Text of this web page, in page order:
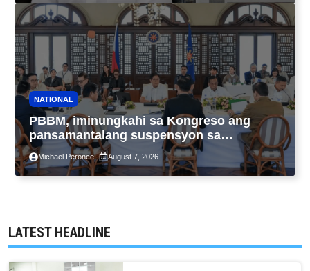
NATIONAL
PBBM, iminungkahi sa Kongreso ang
pansamantalang suspensyon sa
pagpapatupad ng Real Property Valuation
and Assessment Reform Act
Michael Peronce August 7, 2026
LATEST HEADLINE